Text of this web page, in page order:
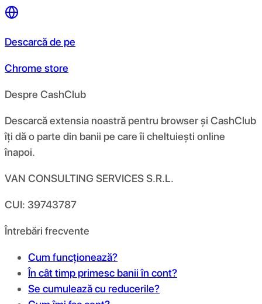
Descarcă de pe
Chrome store
Despre CashClub
Descarcă extensia noastră pentru browser și CashClub
îți dă o parte din banii pe care îi cheltuiești online
înapoi.
VAN CONSULTING SERVICES S.R.L.
CUI: 39743787
Întrebări frecvente
Cum funcționează?
În cât timp primesc banii în cont?
Se cumulează cu reducerile?